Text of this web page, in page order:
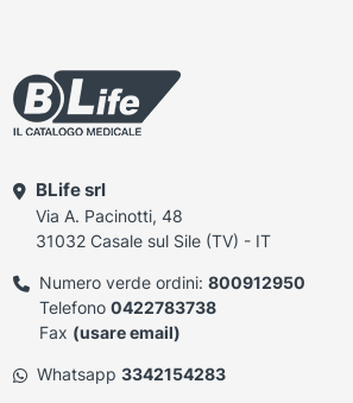
BLife srl
Via A. Pacinotti, 48
31032 Casale sul Sile (TV) - IT
Numero verde ordini: 800912950
Telefono 0422783738
Fax (usare email)
Whatsapp 3342154283